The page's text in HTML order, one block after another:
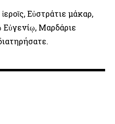
Εὐστράτιε μάκαρ,
Εὐγενίῳ, Μαρδάριε